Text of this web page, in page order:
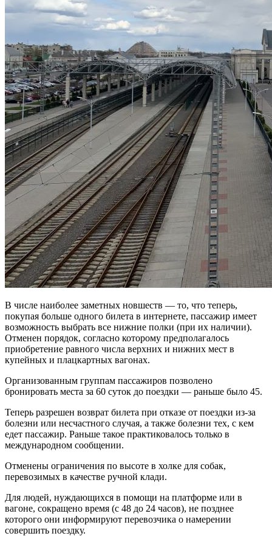
В числе наиболее заметных новшеств — то, что теперь,
покупая больше одного билета в интернете, пассажир имеет
возможность выбрать все нижние полки (при их наличии).
Отменен порядок, согласно которому предполагалось
приобретение равного числа верхних и нижних мест в
купейных и плацкартных вагонах.
Организованным группам пассажиров позволено
бронировать места за 60 суток до поездки — раньше было 45.
Теперь разрешен возврат билета при отказе от поездки из-за
болезни или несчастного случая, а также болезни тех, с кем
едет пассажир. Раньше такое практиковалось только в
международном сообщении.
Отменены ограничения по высоте в холке для собак,
перевозимых в качестве ручной клади.
Для людей, нуждающихся в помощи на платформе или в
вагоне, сокращено время (с 48 до 24 часов), не позднее
которого они информируют перевозчика о намерении
совершить поездку.